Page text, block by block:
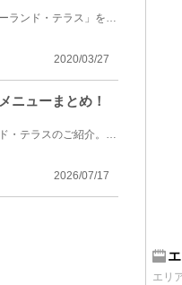
本格派のハンバーガーが食べられるディズニーランドのレストラン「トゥモローランド・テラス」をご紹介...
2020/03/27
ニューまとめ！
東京ディズニーランドのトゥモローランドにあるレストラン、トゥモローランド・テラスのご紹介。席数は...
2026/07/17
エリ